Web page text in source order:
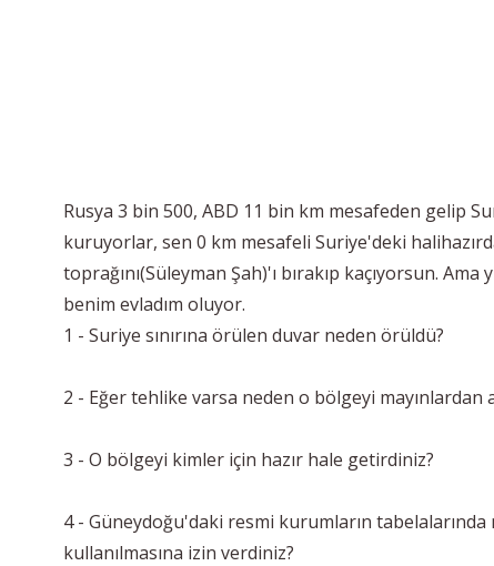
Rusya 3 bin 500, ABD 11 bin km mesafeden gelip
kuruyorlar, sen 0 km mesafeli Suriye'deki
toprağını(Süleyman Şah)'ı bırakıp kaçıyorsun.
benim evladım oluyor.
1 - Suriye sınırına örülen duvar neden örüldü?
2 - Eğer tehlike varsa neden o bölgeyi mayınlardan
3 - O bölgeyi kimler için hazır hale getirdiniz?
4 - Güneydoğu'daki resmi kurumların
kullanılmasına izin verdiniz?